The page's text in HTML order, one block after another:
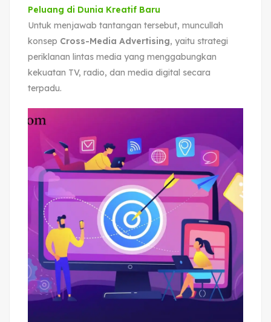
Peluang di Dunia Kreatif Baru
Untuk menjawab tantangan tersebut, muncullah
konsep Cross-Media Advertising, yaitu strategi
periklanan lintas media yang menggabungkan
kekuatan TV, radio, dan media digital secara
terpadu.